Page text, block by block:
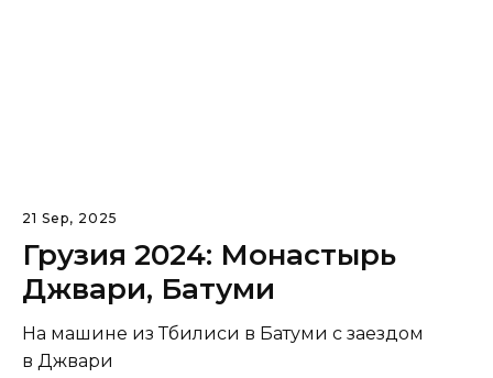
21 Sep, 2025
Грузия 2024: Монастырь
Джвари, Батуми
На машине из Тбилиси в Батуми с заездом
в Джвари